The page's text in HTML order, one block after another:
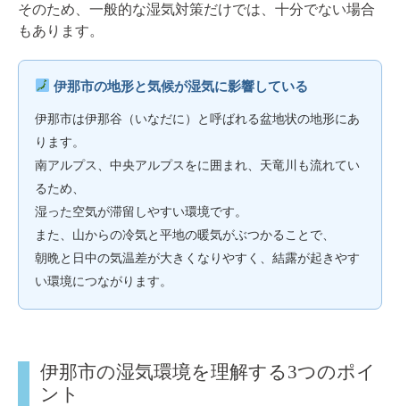
そのため、一般的な湿気対策だけでは、十分でない場合
もあります。
伊那市の地形と気候が湿気に影響している
伊那市は伊那谷（いなだに）と呼ばれる盆地状の地形にあ
ります。
南アルプス、中央アルプスをに囲まれ、天竜川も流れてい
るため、
湿った空気が滞留しやすい環境です。
また、山からの冷気と平地の暖気がぶつかることで、
朝晩と日中の気温差が大きくなりやすく、結露が起きやす
い環境につながります。
伊那市の湿気環境を理解する3つのポイ
ント